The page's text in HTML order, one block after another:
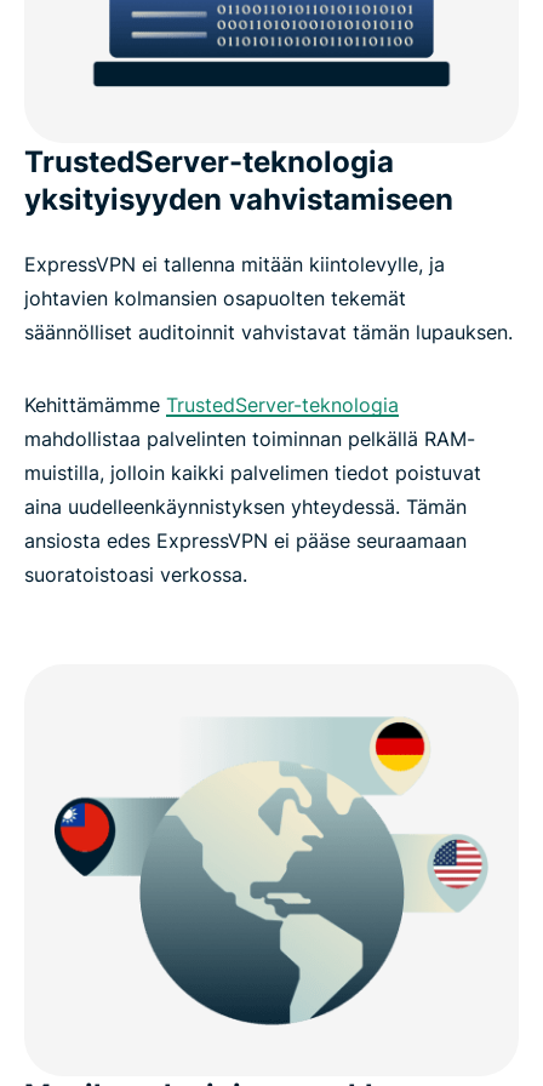
TrustedServer-teknologia
yksityisyyden vahvistamiseen
ExpressVPN ei tallenna mitään kiintolevylle, ja
johtavien kolmansien osapuolten tekemät
säännölliset auditoinnit vahvistavat tämän lupauksen.
Kehittämämme TrustedServer-teknologia
mahdollistaa palvelinten toiminnan pelkällä RAM-
muistilla, jolloin kaikki palvelimen tiedot poistuvat
aina uudelleenkäynnistyksen yhteydessä. Tämän
ansiosta edes ExpressVPN ei pääse seuraamaan
suoratoistoasi verkossa.